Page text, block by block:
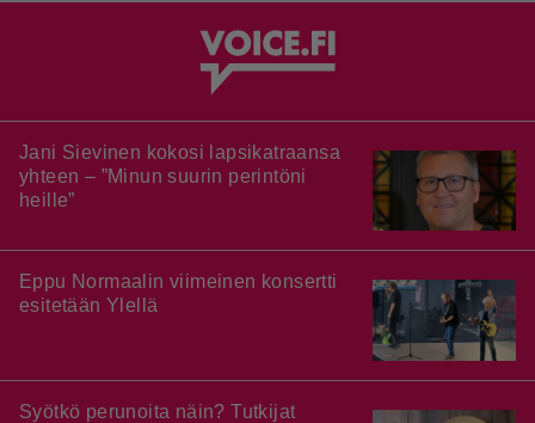
Jani Sievinen kokosi lapsikatraansa
yhteen – ”Minun suurin perintöni
heille”
Eppu Normaalin viimeinen konsertti
esitetään Ylellä
Syötkö perunoita näin? Tutkijat